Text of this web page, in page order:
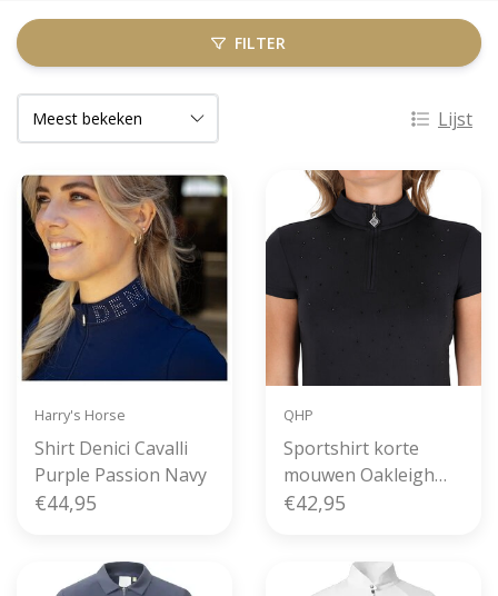
FILTER
Lijst
Harry's Horse
Shirt Denici Cavalli
Purple Passion Navy
€44,95
QHP
Sportshirt korte
mouwen Oakleigh
Black
€42,95